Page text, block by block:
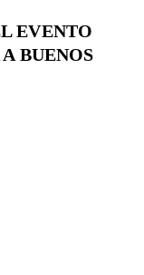
EVENTO
BUENOS